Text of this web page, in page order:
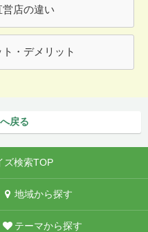
店の違い
・デメリット
戻る
ズ検索TOP
地域から探す
テーマから探す